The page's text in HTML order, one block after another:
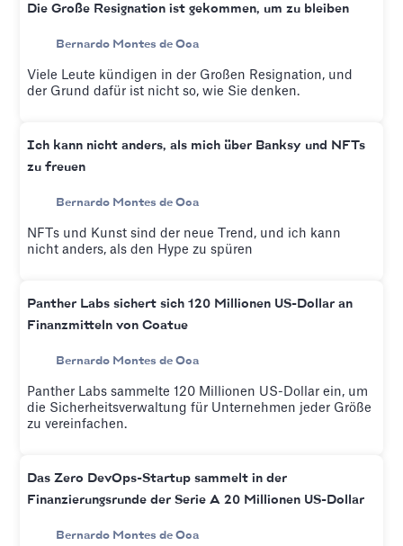
Die Große Resignation ist gekommen, um zu bleiben
Bernardo Montes de Oca
Viele Leute kündigen in der Großen Resignation, und
der Grund dafür ist nicht so, wie Sie denken.
Ich kann nicht anders, als mich über Banksy und NFTs
zu freuen
Bernardo Montes de Oca
NFTs und Kunst sind der neue Trend, und ich kann
nicht anders, als den Hype zu spüren
Panther Labs sichert sich 120 Millionen US-Dollar an
Finanzmitteln von Coatue
Bernardo Montes de Oca
Panther Labs sammelte 120 Millionen US-Dollar ein, um
die Sicherheitsverwaltung für Unternehmen jeder Größe
zu vereinfachen.
Das Zero DevOps-Startup sammelt in der
Finanzierungsrunde der Serie A 20 Millionen US-Dollar
Bernardo Montes de Oca